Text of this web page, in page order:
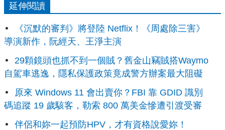
延伸閱讀
《沉默的審判》將登陸 Netflix！《周處除三害》
導演新作，阮經天、王淨主演
29顆鏡頭也抓不到一個賊？舊金山竊賊搭Waymo
自駕車逃逸，隱私保護政策竟成警方辦案最大阻礙
原來 Windows 11 會出賣你？FBI 靠 GDID 識別
碼追蹤 19 歲駭客，勒索 800 萬美金慘遭引渡受審
伴侶和妳一起預防HPV，才有資格說愛妳！